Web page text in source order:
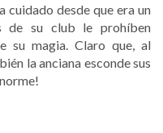
cuidado desde que era un
de su club le prohíben
su magia. Claro que, al
la anciana esconde sus